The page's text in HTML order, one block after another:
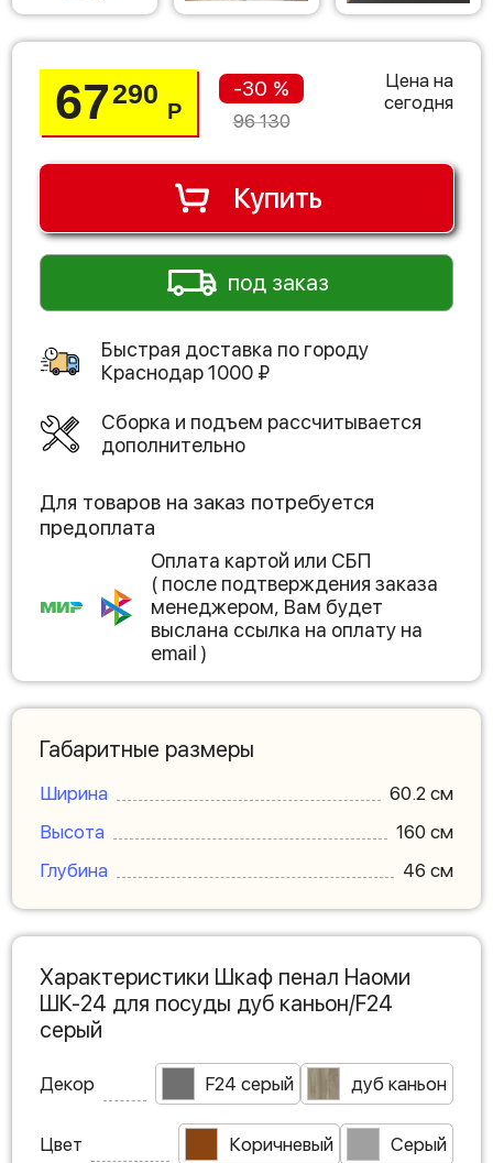
67290
Р
-30 %
96 130
Цена на
сегодня
Купить
под заказ
Быстрая доставка по городу
Краснодар1000 ₽
Сборка и подъем рассчитывается
дополнительно
Для товаров на заказ потребуется
предоплата
Оплата картой или СБП
( после подтверждения заказа
менеджером, Вам будет
выслана ссылка на оплату на
email )
Габаритные размеры
Ширина
60.2 см
Высота
160 см
Глубина
46 см
Характеристики Шкаф пенал Наоми
ШК-24 для посуды дуб каньон/F24
серый
Декор F24 серый дуб каньон
Цвет Коричневый Серый